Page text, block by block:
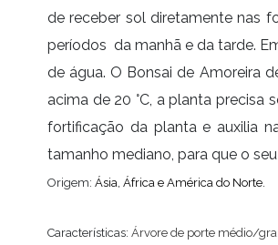
de receber sol diretamente nas
períodos da manhã e da tarde.
de água. O Bonsai de Amoreira
acima de 20 °C, a planta
fortificação da planta e auxilia
tamanho mediano, para que o
Origem: Ásia, África e América do Norte.
Características: Árvore de porte médio/